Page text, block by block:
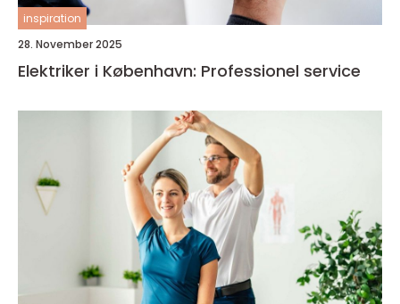
inspiration
28. November 2025
Elektriker i København: Professionel service